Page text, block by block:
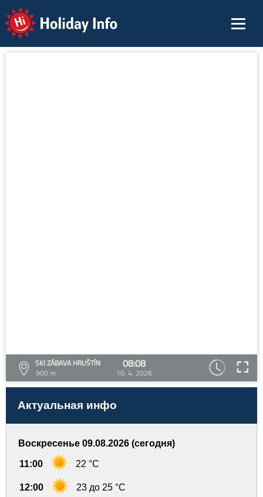
Holiday Info
SKI ZÁBAVA HRUŠTÍN
900 m
08:08
10. 4. 2026
Актуальная инфо
Воскресенье 09.08.2026 (сегодня)
11:00 22 °C
12:00 23 до 25 °C